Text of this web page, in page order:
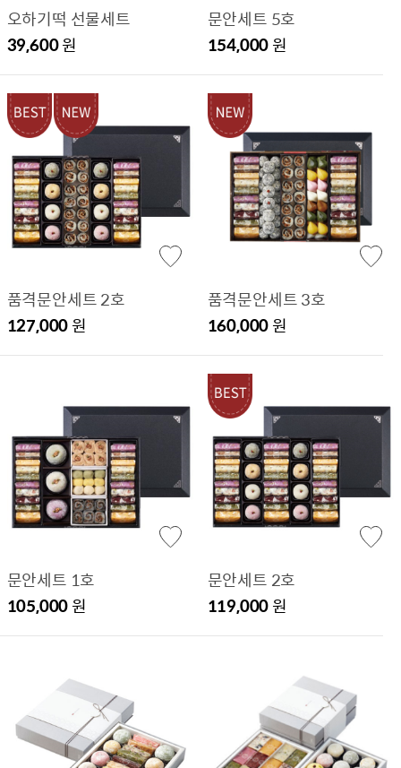
오하기떡 선물세트
39,600원
문안세트 5호
154,000원
품격문안세트 2호
127,000원
품격문안세트 3호
160,000원
문안세트 1호
105,000원
문안세트 2호
119,000원